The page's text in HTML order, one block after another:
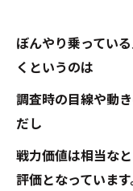
ぼんやり乗ってい
くというのは
調査時の目線や動
だし
戦力価値は相当な
評価となっています